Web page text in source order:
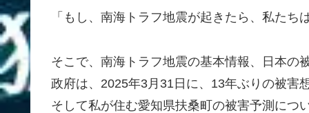
「もし、南海トラフ地震が起きたら、私たち
そこで、南海トラフ地震の基本情報、日本の
政府は、2025年3月31日に、13年ぶりの被害
そして私が住む愛知県扶桑町の被害予測につ